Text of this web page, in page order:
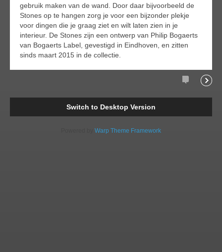
gebruik maken van de wand. Door daar bijvoorbeeld de
Stones op te hangen zorg je voor een bijzonder plekje
voor dingen die je graag ziet en wilt laten zien in je
interieur. De Stones zijn een ontwerp van Philip Bogaerts
van Bogaerts Label, gevestigd in Eindhoven, en zitten
sinds maart 2015 in de collectie.
Comments
Switch to Desktop Version
Warp Theme Framework